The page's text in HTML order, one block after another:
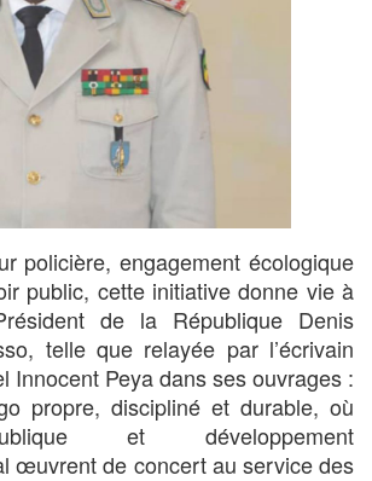
policière, engagement écologique
public, cette initiative donne vie à
de la République Denis
telle que relayée par l’écrivain
Innocent Peya dans ses ouvrages :
propre, discipliné et durable, où
et développement
œuvrent de concert au service des